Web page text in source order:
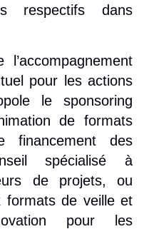
respectifs dans
pour les actions
le sponsoring
de formats
financement des
spécialisé à
de projets, ou
formats de veille et
pour les